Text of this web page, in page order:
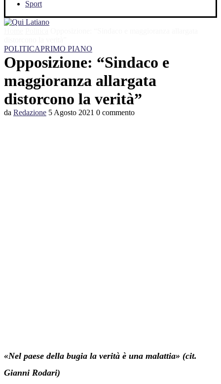
Sport
POLITICAPRIMO PIANO
Opposizione: “Sindaco e
maggioranza allargata
distorcono la verità”
da Redazione 5 Agosto 2021 0 commento
«Nel paese della bugia la verità è una malattia» (cit.
Gianni Rodari)